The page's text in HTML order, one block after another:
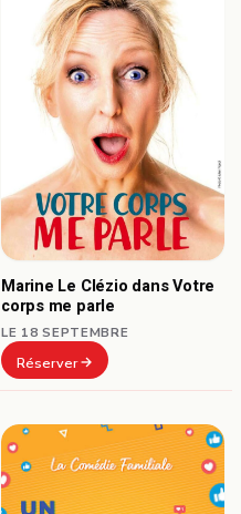
Marine Le Clézio dans Votre
corps me parle
LE 18 SEPTEMBRE
Réserver